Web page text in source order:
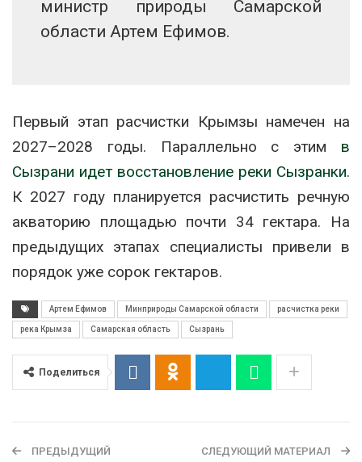
министр природы Самарской
области Артем Ефимов.
Первый этап расчистки Крымзы намечен на
2027–2028 годы. Параллельно с этим в
Сызрани идет восстановление реки Сызранки.
К 2027 году планируется расчистить речную
акваторию площадью почти 34 гектара. На
предыдущих этапах специалисты привели в
порядок уже сорок гектаров.
Артем Ефимов Минприроды Самарской области расчистка реки
река Крымза Самарская область Сызрань
Поделиться
ПРЕДЫДУЩИЙ
СЛЕДУЮЩИЙ МАТЕРИАЛ